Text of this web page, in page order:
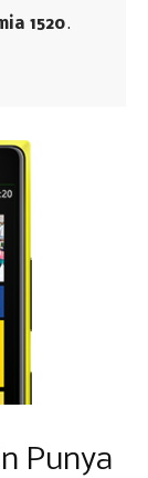
1520.
Punya